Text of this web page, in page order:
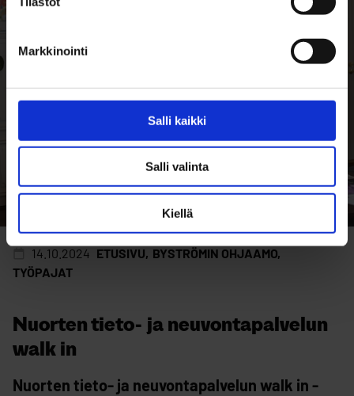
Markkinointi
Salli kaikki
Salli valinta
Kiellä
14.10.2024 ETUSIVU BYSTRÖMIN OHJAAMO
TYÖPAJAT
Nuorten tieto- ja neuvontapalvelun
walk in
Nuorten tieto- ja neuvontapalvelun walk in -